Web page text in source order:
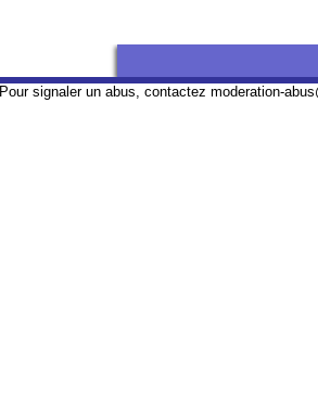
Pour signaler un abus, contactez moderation-